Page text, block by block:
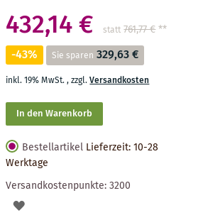
432,14 € statt 761,77 €**
-43% Sie sparen 329,63 €
inkl. 19% MwSt.,zzgl.Versandkosten
In den Warenkorb
Bestellartikel Lieferzeit: 10-28
Werktage
Versandkostenpunkte:3200
AUF